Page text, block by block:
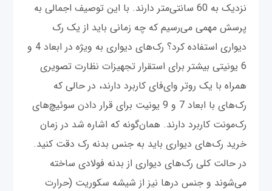
نزدیک به 60 سانتی‌متر دارند. با این توصیف اجمالی به
پرسش مهمی می‌رسیم که چه زمانی باید از یک رک
دیواری استفاده کرد؟ رک‌های دیواری به ویژه در ابعاد 4 و
6 یونیتی بیشتر برای استقرار تجهیزات نظارت تصویری
همراه با یک روتر وای‌فای کاربرد دارند، در حالی که
رک‌های با ابعاد 7 و 9 یونیت برای قرار دادن سوئیچ‌های
رک‌مونت کاربرد دارند. همان‌گونه که اشاره شد در زمان
خرید رک‌های دیواری باید به جنس بدنه رک دقت کنید.
در حالت کلی رک‌های دیواری از بدنه فولادی ساخته
می‌شوند و جنس درها نیز از شیشه سکوریت (حرارت